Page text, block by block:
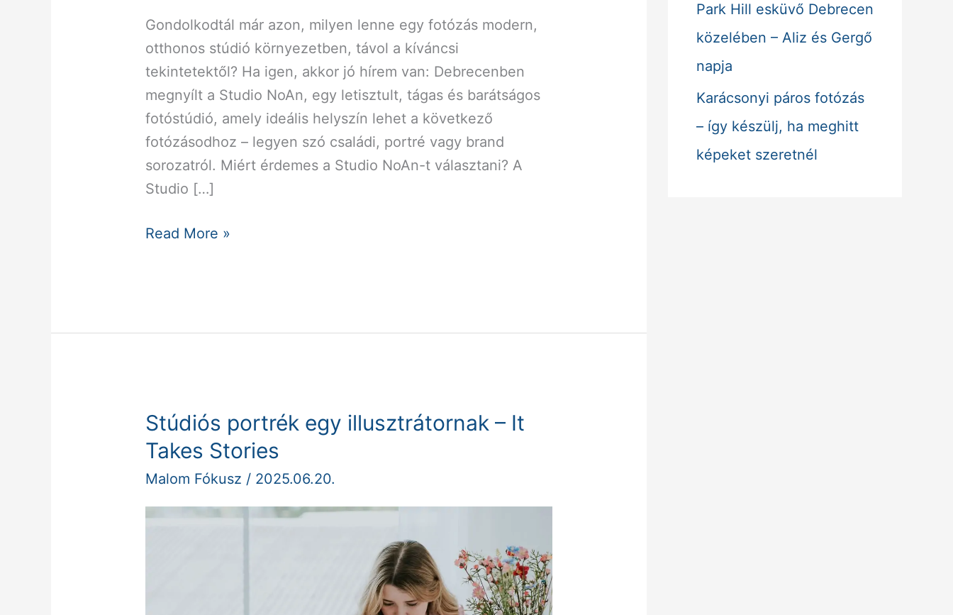
Gondolkodtál már azon, milyen lenne egy fotózás modern,
otthonos stúdió környezetben, távol a kíváncsi
tekintetektől? Ha igen, akkor jó hírem van: Debrecenben
megnyílt a Studio NoAn, egy letisztult, tágas és barátságos
fotóstúdió, amely ideális helyszín lehet a következő
fotózásodhoz – legyen szó családi, portré vagy brand
sorozatról. Miért érdemes a Studio NoAn-t választani? A
Studio […]
Read More »
Stúdiós portrék egy illusztrátornak – It
Takes Stories
Malom Fókusz / 2025.06.20.
Stúdiós
portrék
illusztrátornak
Park Hill esküvő Debrecen
közelében – Aliz és Gergő
napja
Karácsonyi páros fotózás
– így készülj, ha meghitt
képeket szeretnél